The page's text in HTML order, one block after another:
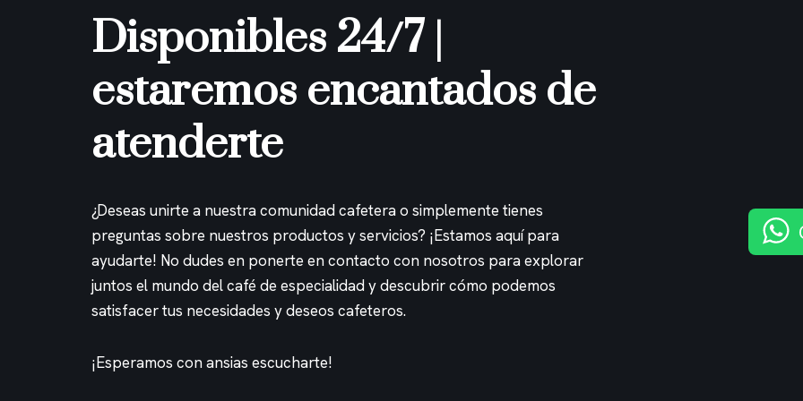
Disponibles 24/7 |
estaremos encantados de
atenderte
¿Deseas unirte a nuestra comunidad cafetera o simplemente tienes
preguntas sobre nuestros productos y servicios? ¡Estamos aquí para
ayudarte! No dudes en ponerte en contacto con nosotros para explorar
juntos el mundo del café de especialidad y descubrir cómo podemos
satisfacer tus necesidades y deseos cafeteros.
¡Esperamos con ansias escucharte!